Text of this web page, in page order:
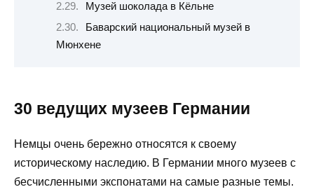
Музей шоколада в Кёльне
Баварский национальный музей в
Мюнхене
30 ведущих музеев Германии
Немцы очень бережно относятся к своему
историческому наследию. В Германии много музеев с
бесчисленными экспонатами на самые разные темы.